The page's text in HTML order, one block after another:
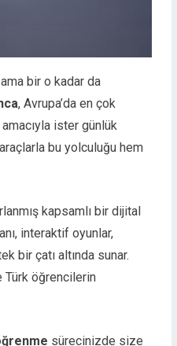
bir o kadar da
, Avrupa’da en çok
ister günlük
bu yolculuğu hem
kapsamlı bir dijital
interaktif oyunlar,
bir çatı altında sunar.
Türk öğrencilerin
sürecinizde size